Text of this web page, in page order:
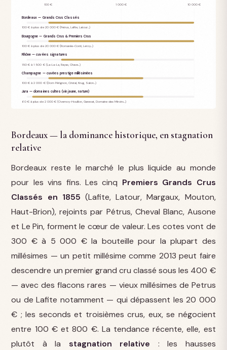
100 € 1 000 € 10 000 €
Bordeaux — Grands Crus Classés
100 € à plus de 20 000 € (Petrus, Lafite, Latour…)
Bourgogne — Grands Crus & Premiers Crus
100 € à plus de 20 000 € (Romanée-Conti, Leroy…)
Rhône — cuvées signatures
150 € à 1 500 € (La-La-La, Rayas, Chave…)
Champagne — cuvées prestige millésimées
100 € à 2 000 € (Dom Pérignon, Cristal, Krug, Salon…)
Jura — domaines cultes (vin jaune, nature)
60 € à plus de 2 000 € (Overnoy-Houillon, Ganevat, Domaine des Miroirs…)
Bordeaux — la dominance historique, en stagnation
relative
Bordeaux reste le marché le plus liquide au monde
pour les vins fins. Les cinq Premiers Grands Crus
Classés en 1855 (Lafite, Latour, Margaux, Mouton,
Haut-Brion), rejoints par Pétrus, Cheval Blanc, Ausone
et Le Pin, forment le cœur de valeur. Les cotes vont de
300 € à 5 000 € la bouteille pour la plupart des
millésimes — un petit millésime comme 2013 peut faire
descendre un premier grand cru classé sous les 400 €
— avec des flacons rares — vieux millésimes de Petrus
ou de Lafite notamment — qui dépassent les 20 000
€ ; les seconds et troisièmes crus, eux, se négocient
entre 100 € et 800 €. La tendance récente, elle, est
plutôt à la stagnation relative : les hausses